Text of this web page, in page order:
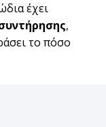
έχει
,
το πόσο